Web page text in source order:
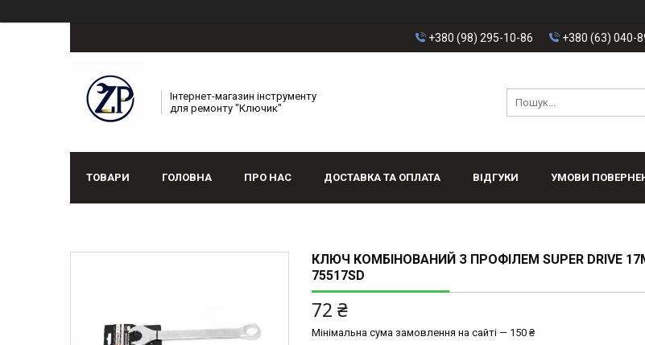
+380 (98) 295-10-86 +380 (63) 040-
Інтернет-магазин інструменту
для ремонту "Ключик"
ТОВАРИ ГОЛОВНА ПРО НАС ДОСТАВКА ТА ОПЛАТА ВІДГУКИ УМОВИ
КЛЮЧ КОМБІНОВАНИЙ З ПРОФІЛЕМ SUPER DRIVE
75517SD
72 ₴
Мінімальна сума замовлення на сайті — 150 ₴